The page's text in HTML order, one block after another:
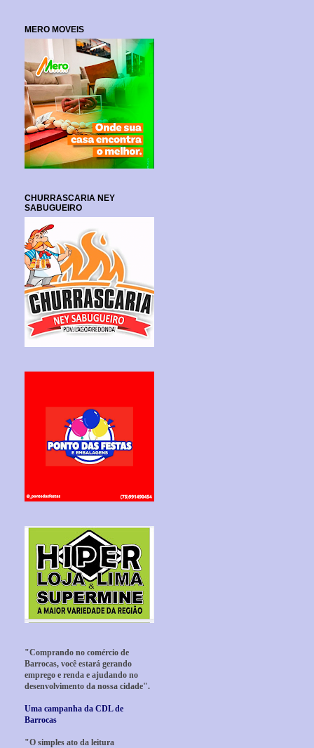
MERO MOVEIS
CHURRASCARIA NEY
SABUGUEIRO
"Comprando no comércio de
Barrocas, você estará gerando
emprego e renda e ajudando no
desenvolvimento da nossa cidade".
Uma campanha da CDL de
Barrocas
"O simples ato da leitura